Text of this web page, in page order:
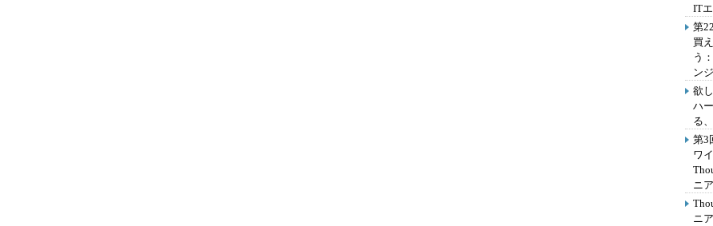
IT
第
買
う
ン
欲
ハ
る
第3
ワ
ニ
ニ